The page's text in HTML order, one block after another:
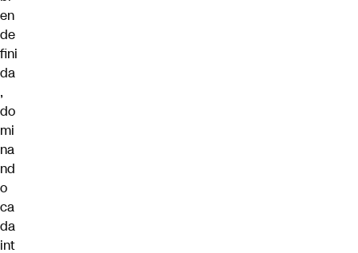
en
de
fini
da
,
do
mi
na
nd
o
ca
da
int